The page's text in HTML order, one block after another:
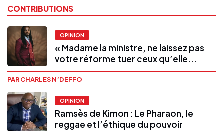
CONTRIBUTIONS
OPINION
« Madame la ministre, ne laissez pas
votre réforme tuer ceux qu’elle...
PAR CHARLES N’DEFFO
OPINION
Ramsès de Kimon : Le Pharaon, le
reggae et l’éthique du pouvoir